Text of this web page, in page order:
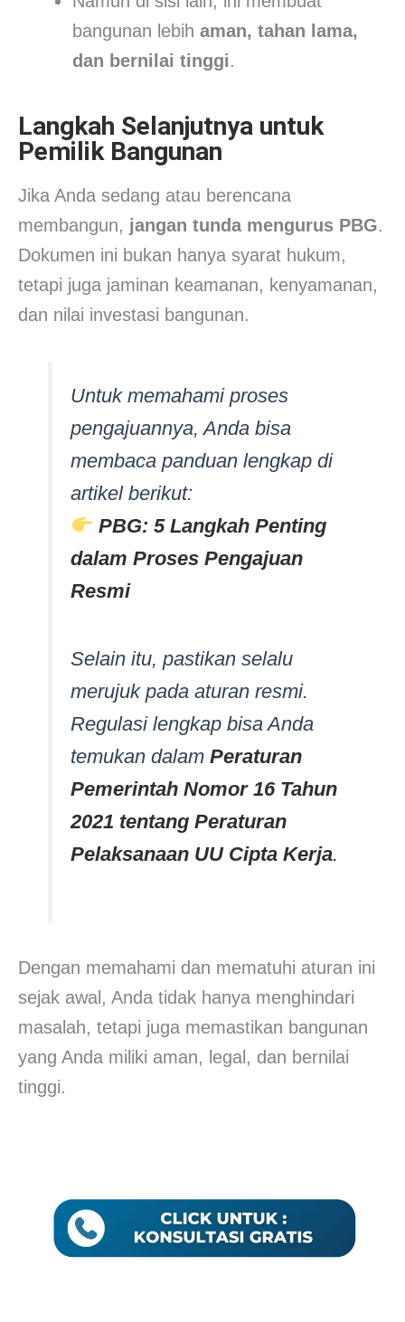
bangunan lebih aman, tahan lama,
dan bernilai tinggi.
Langkah Selanjutnya untuk
Pemilik Bangunan
Jika Anda sedang atau berencana
membangun, jangan tunda mengurus PBG.
Dokumen ini bukan hanya syarat hukum,
tetapi juga jaminan keamanan, kenyamanan,
dan nilai investasi bangunan.
Untuk memahami proses
pengajuannya, Anda bisa
membaca panduan lengkap di
artikel berikut:
PBG: 5 Langkah Penting
dalam Proses Pengajuan
Resmi
Selain itu, pastikan selalu
merujuk pada aturan resmi.
Regulasi lengkap bisa Anda
temukan dalam Peraturan
Pemerintah Nomor 16 Tahun
2021 tentang Peraturan
Pelaksanaan UU Cipta Kerja.
Dengan memahami dan mematuhi aturan ini
sejak awal, Anda tidak hanya menghindari
masalah, tetapi juga memastikan bangunan
yang Anda miliki aman, legal, dan bernilai
tinggi.